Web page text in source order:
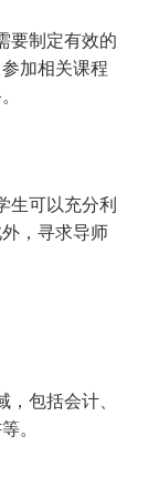
要制定有效的
加相关课程
生可以充分利
，寻求导师
包括会计、
。